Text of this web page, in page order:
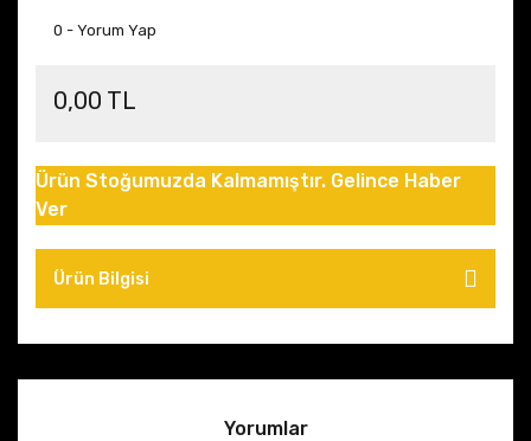
0 - Yorum Yap
0,00 TL
Ürün Stoğumuzda Kalmamıştır. Gelince Haber
Ver
Ürün Bilgisi
Yorumlar